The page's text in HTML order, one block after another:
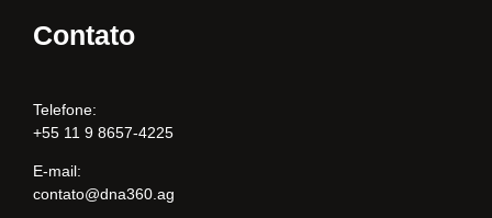
Contato
Telefone:
+55 11 9 8657-4225
E-mail:
contato@dna360.ag